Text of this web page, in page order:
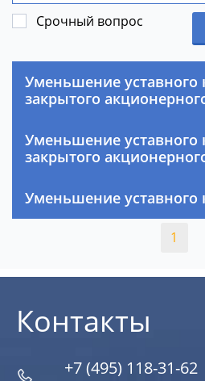
Срочный вопрос
Уменьшение уставного
закрытого
Уменьшение уставного
закрытого
Уменьшение уставного
1
Контакты
+7 (495) 118-31-62